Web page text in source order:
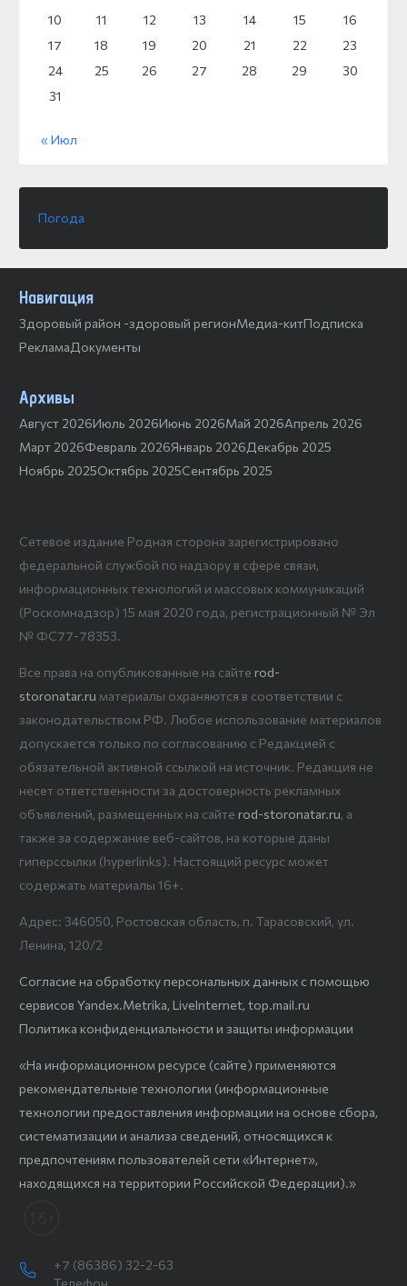
10
11 12 13 14 15
16
17
18 19 20 21 22
23
24
25 26 27 28 29
30
31
« Июл
Погода
Навигация
Здоровый район -здоровый регионМедиа-китПодписка
РекламаДокументы
Архивы
Август 2026Июль 2026Июнь 2026Май 2026Апрель 2026
Март 2026Февраль 2026Январь 2026Декабрь 2025
Ноябрь 2025Октябрь 2025Сентябрь 2025
Сетевое издание Родная сторона зарегистрировано
федеральной службой по надзору в сфере связи,
информационных технологий и массовых коммуникаций
(Роскомнадзор) 15 мая 2020 года, регистрационный № Эл
№ ФС77-78353.
Все права на опубликованные на сайте rod-
storonatar.ru материалы охраняются в соответствии с
законодательством РФ. Любое использование материалов
допускается только по согласованию с Редакцией с
обязательной активной ссылкой на источник. Редакция не
несет ответственности за достоверность рекламных
объявлений, размещенных на сайте rod-storonatar.ru, а
также за содержание веб-сайтов, на которые даны
гиперссылки (hyperlinks). Настоящий ресурс может
содержать материалы 16+.
Адрес: 346050, Ростовская область, п. Тарасовский, ул.
Ленина, 120/2
Согласие на обработку персональных данных с помощью
сервисов Yandex.Metrika, LiveInternet, top.mail.ru
Политика конфиденциальности и защиты информации
«На информационном ресурсе (сайте) применяются
рекомендательные технологии (информационные
технологии предоставления информации на основе сбора,
систематизации и анализа сведений, относящихся к
предпочтениям пользователей сети «Интернет»,
находящихся на территории Российской Федерации).»
+7 (86386) 32-2-63